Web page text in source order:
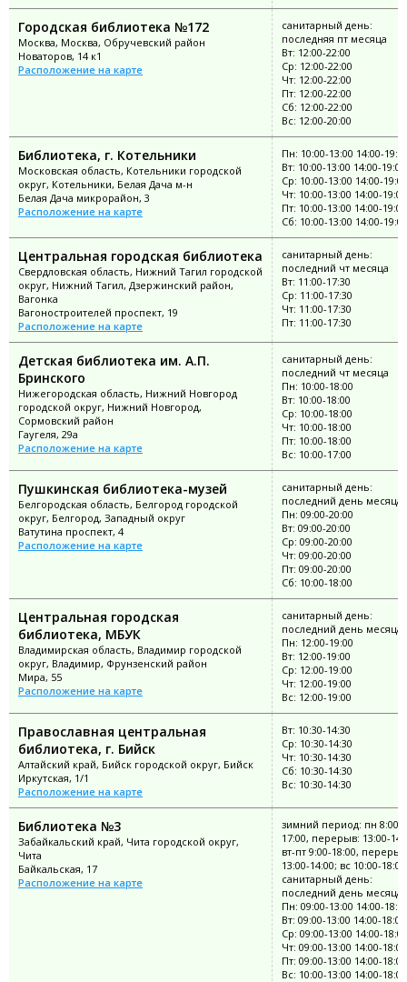
Городская библиотека №172
Москва, Москва, Обручевский район
Новаторов, 14 к1
Расположение на карте
санитарный день:
последняя пт месяца
Вт: 12:00-22:00
Ср: 12:00-22:00
Чт: 12:00-22:00
Пт: 12:00-22:00
Сб: 12:00-22:00
Вс: 12:00-20:00
Библиотека, г. Котельники
Московская область, Котельники городской
округ, Котельники, Белая Дача м-н
Белая Дача микрорайон, 3
Расположение на карте
Пн: 10:00-13:00 14:00-
Вт: 10:00-13:00 14:00-19:00
Ср: 10:00-13:00 14:00-19:00
Чт: 10:00-13:00 14:00-19:00
Пт: 10:00-13:00 14:00-19:00
Сб: 10:00-13:00 14:00-19:00
Центральная городская библиотека
Свердловская область, Нижний Тагил городской
округ, Нижний Тагил, Дзержинский район,
Вагонка
Вагоностроителей проспект, 19
Расположение на карте
санитарный день:
последний чт месяца
Вт: 11:00-17:30
Ср: 11:00-17:30
Чт: 11:00-17:30
Пт: 11:00-17:30
Детская библиотека им. А.П.
Бринского
Нижегородская область, Нижний Новгород
городской округ, Нижний Новгород,
Сормовский район
Гаугеля, 29а
Расположение на карте
санитарный день:
последний чт месяца
Пн: 10:00-18:00
Вт: 10:00-18:00
Ср: 10:00-18:00
Чт: 10:00-18:00
Пт: 10:00-18:00
Вс: 10:00-17:00
Пушкинская библиотека-музей
Белгородская область, Белгород городской
округ, Белгород, Западный округ
Ватутина проспект, 4
Расположение на карте
санитарный день:
последний день месяца
Пн: 09:00-20:00
Вт: 09:00-20:00
Ср: 09:00-20:00
Чт: 09:00-20:00
Пт: 09:00-20:00
Сб: 10:00-18:00
Центральная городская
библиотека, МБУК
Владимирская область, Владимир городской
округ, Владимир, Фрунзенский район
Мира, 55
Расположение на карте
санитарный день:
последний день месяца
Пн: 12:00-19:00
Вт: 12:00-19:00
Ср: 12:00-19:00
Чт: 12:00-19:00
Вс: 12:00-19:00
Православная центральная
библиотека, г. Бийск
Алтайский край, Бийск городской округ, Бийск
Иркутская, 1/1
Расположение на карте
Вт: 10:30-14:30
Ср: 10:30-14:30
Чт: 10:30-14:30
Сб: 10:30-14:30
Вс: 10:30-14:30
Библиотека №3
Забайкальский край, Чита городской округ,
Чита
Байкальская, 17
Расположение на карте
зимний период: пн 8:00-
17:00, перерыв: 13:00-
вт-пт 9:00-18:00,
13:00-14:00; вс 10:00-
санитарный день:
последний день месяца
Пн: 09:00-13:00 14:00-
Вт: 09:00-13:00 14:00-18:00
Ср: 09:00-13:00 14:00-18:00
Чт: 09:00-13:00 14:00-18:00
Пт: 09:00-13:00 14:00-18:00
Вс: 10:00-13:00 14:00-18:00